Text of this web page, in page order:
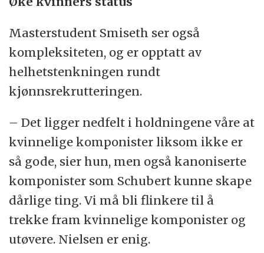
Masterstudent Smiseth ser også
kompleksiteten, og er opptatt av
helhetstenkningen rundt
kjønnsrekrutteringen.
– Det ligger nedfelt i holdningene våre at
kvinnelige komponister liksom ikke er
så gode, sier hun, men også kanoniserte
komponister som Schubert kunne skape
dårlige ting. Vi må bli flinkere til å
trekke fram kvinnelige komponister og
utøvere. Nielsen er enig.